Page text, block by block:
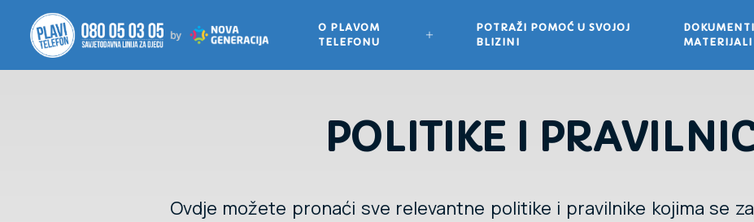
O PLAVOM
TELEFONU
POTRAŽI POMOĆ U SVOJOJ
BLIZINI
MATERIJALI
POLITIKE I
Ovdje možete pronaći sve relevantne politike i pravilnike kojima se